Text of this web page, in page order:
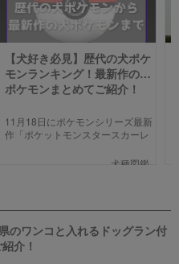
【犬好き必見】歴代の犬ポケ
モンランキング！最新作の犬
ポケモンまとめてご紹介！
11月18日にポケモンシリーズ最新
作「ポケットモンスタースカーレ
オレット」が世界同時発売しまし
った方も、可愛くてかっこいい犬
モチーフのポケモンにメロメロに
なっちゃうかも。
犬種図鑑
のワンコと入れるドッグラン付
介！